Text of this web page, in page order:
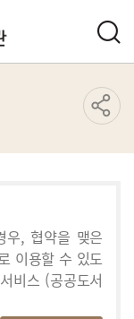
우, 협약을 맺은
이용할 수 있도
비스 (공공도서